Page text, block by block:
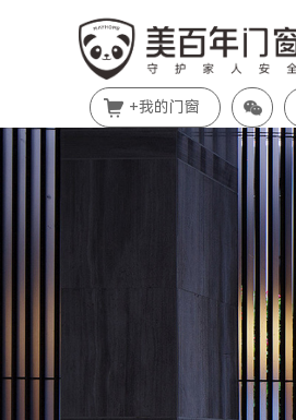
+我的门窗